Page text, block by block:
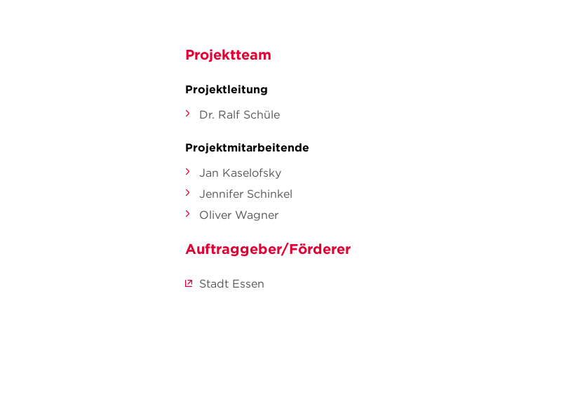
Projektteam
Projektleitung
Dr. Ralf Schüle
Projektmitarbeitende
Jan Kaselofsky
Jennifer Schinkel
Oliver Wagner
Auftraggeber/Förderer
Stadt Essen